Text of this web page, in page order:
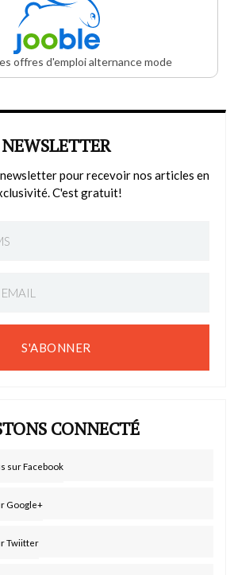
offres d'emploi alternance mode
NEWSLETTER
pour recevoir nos articles en
C'est gratuit!
S'ABONNER
CONNECTÉ
sur Facebook
Google+
Twiitter